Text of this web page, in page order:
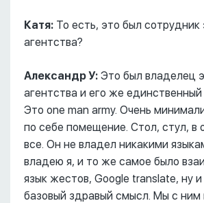
Катя: То есть, это был сотрудник
агентства?
Александр У: Это был владелец
агентства и его же
Это one man army. Очень
по себе помещение. Стол, стул, в
все. Он не владел никакими
владею я, и то же самое было
язык жестов, Google translate, ну
базовый здравый смысл. Мы с ним